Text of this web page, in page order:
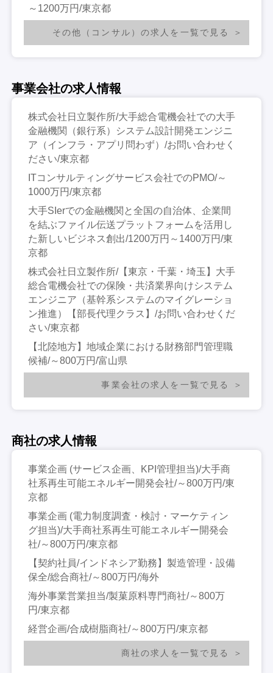
～1200万円/東京都
その他（コンサル）の求人を一覧で見る
事業会社の求人情報
株式会社日立製作所/大手総合電機会社での大手
金融機関（銀行系）システム設計開発エンジニ
ア（インフラ・アプリ問わず）/お問い合わせく
ださい/東京都
ITコンサルティングサービス会社でのPMO/～
1000万円/東京都
大手SIerでの金融機関と全国の自治体、企業間
を結ぶファイル伝送プラットフォームを活用し
た新しいビジネス創出/1200万円～1400万円/東
京都
株式会社日立製作所/【東京・千葉・埼玉】大手
総合電機会社での保険・共済業界向けシステム
エンジニア（基幹系システムのマイグレーショ
ン推進）【部長代理クラス】/お問い合わせくだ
さい/東京都
【北陸地方】地域企業における財務部門管理職
候補/～800万円/富山県
事業会社の求人を一覧で見る
商社の求人情報
事業企画 (サービス企画、KPI管理担当)/大手商
社系再生可能エネルギー開発会社/～800万円/東
京都
事業企画 (電力制度調査・検討・マーケティン
グ担当)/大手商社系再生可能エネルギー開発会
社/～800万円/東京都
【契約社員/インドネシア勤務】製造管理・設備
保全/総合商社/～800万円/海外
海外事業営業担当/製菓原料専門商社/～800万
円/東京都
経営企画/合成樹脂商社/～800万円/東京都
商社の求人を一覧で見る